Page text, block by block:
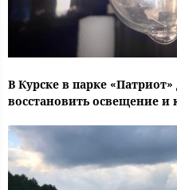
В Курске в парке
восстановить освещение и